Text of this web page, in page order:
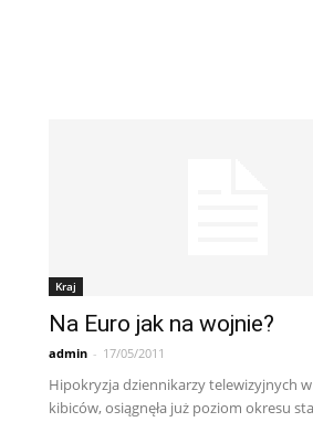
Kraj
Na Euro jak na wojnie?
admin - 17/05/2011
Hipokryzja dziennikarzy telewizyjnych
kibiców, osiągnęła już poziom okresu